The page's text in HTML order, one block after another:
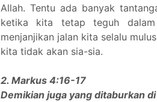
Allah. Tentu ada banyak
ketika kita tetap teguh
menjanjikan jalan kita selalu
kita tidak akan sia-sia.
2. Markus 4:16-17
Demikian juga yang ditaburkan